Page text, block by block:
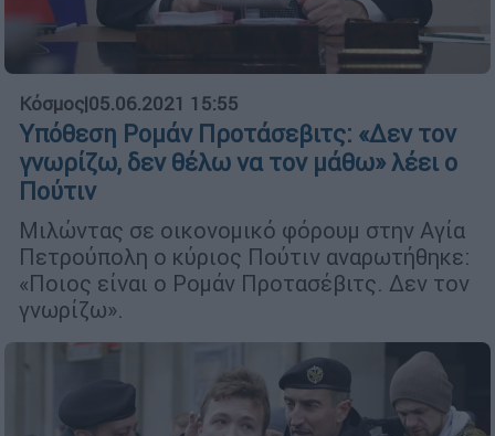
Κόσμος|05.06.2021 15:55
Υπόθεση Ρομάν Προτάσεβιτς: «Δεν τον
γνωρίζω, δεν θέλω να τον μάθω» λέει ο
Πούτιν
Μιλώντας σε οικονομικό φόρουμ στην Αγία
Πετρούπολη ο κύριος Πούτιν αναρωτήθηκε:
«Ποιος είναι ο Ρομάν Προτασέβιτς. Δεν τον
γνωρίζω».